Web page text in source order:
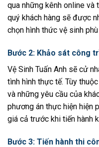
qua những kênh online và
quý khách hàng sẽ được
chọn hình thức vệ sinh
Bước 2: Khảo sát công
Vệ Sinh Tuấn Anh sẽ cử
tình hình thực tế. Tùy
và những yêu cầu của
phương án thực hiện hiện
giá cả trước khi tiến hành
Bước 3: Tiến hành thi